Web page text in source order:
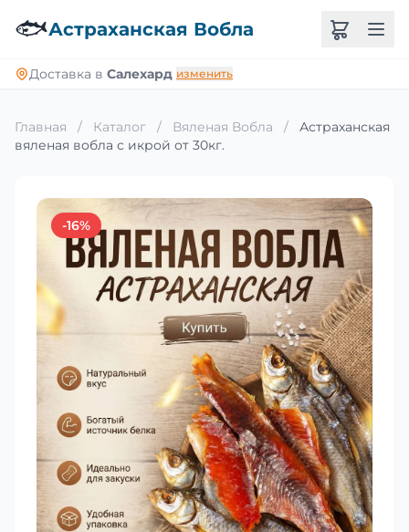
🐟Астраханская Вобла
Доставка в Салехард изменить
Главная / Каталог / Вяленая Вобла /
Астраханская
вяленая вобла с икрой от 30кг.
-16%